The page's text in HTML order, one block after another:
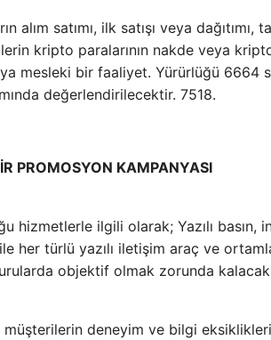
satımı, ilk satışı veya dağıtımı,
kripto paralarının nakde veya
mesleki bir faaliyet. Yürürlüğü 6664
değerlendirilecektir. 7518.
PROMOSYON KAMPANYASI
hizmetlerle ilgili olarak; Yazılı basın,
her türlü yazılı iletişim araç ve
objektif olmak zorunda
müşterilerin deneyim ve bilgi